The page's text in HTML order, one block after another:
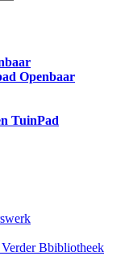
Openbaar
TuinPad
Bbibliotheek